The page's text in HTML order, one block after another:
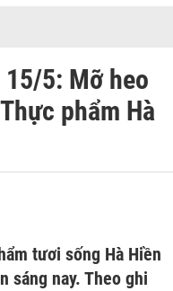
5: Mỡ heo
phẩm Hà
tươi sống Hà Hiền
sáng nay. Theo ghi